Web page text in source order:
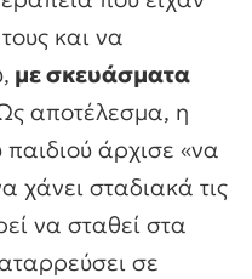
και να
με σκευάσματα
αποτέλεσμα, η
άρχισε «να
χάνει σταδιακά τις
να σταθεί στα
σε